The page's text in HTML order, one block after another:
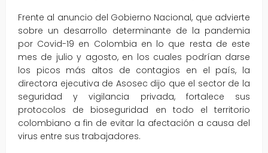
Frente al anuncio del Gobierno Nacional, que advierte
sobre un desarrollo determinante de la pandemia
por Covid-19 en Colombia en lo que resta de este
mes de julio y agosto, en los cuales podrían darse
los picos más altos de contagios en el país, la
directora ejecutiva de Asosec dijo que el sector de la
seguridad y vigilancia privada, fortalece sus
protocolos de bioseguridad en todo el territorio
colombiano a fin de evitar la afectación a causa del
virus entre sus trabajadores.